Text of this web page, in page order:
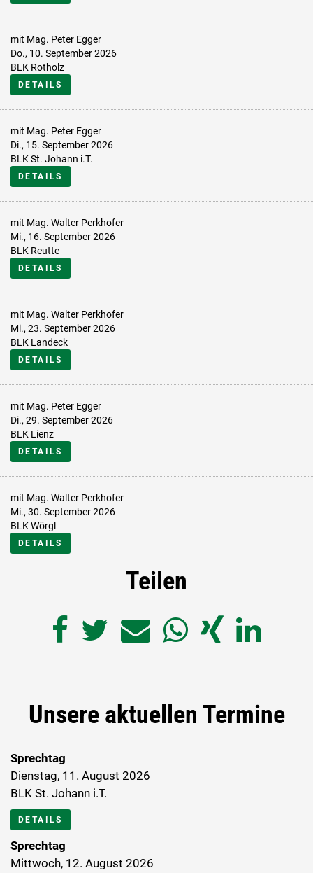
mit Mag. Peter Egger
Do., 10. September 2026
BLK Rotholz
DETAILS
mit Mag. Peter Egger
Di., 15. September 2026
BLK St. Johann i.T.
DETAILS
mit Mag. Walter Perkhofer
Mi., 16. September 2026
BLK Reutte
DETAILS
mit Mag. Walter Perkhofer
Mi., 23. September 2026
BLK Landeck
DETAILS
mit Mag. Peter Egger
Di., 29. September 2026
BLK Lienz
DETAILS
mit Mag. Walter Perkhofer
Mi., 30. September 2026
BLK Wörgl
DETAILS
Teilen
Unsere aktuellen Termine
Sprechtag
Dienstag, 11. August 2026
BLK St. Johann i.T.
DETAILS
Sprechtag
Mittwoch, 12. August 2026